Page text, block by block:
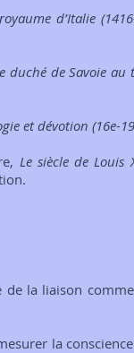
d’Italie
duché de Savoie au
et dévotion (16e-
Le siècle de Louis
la liaison
la